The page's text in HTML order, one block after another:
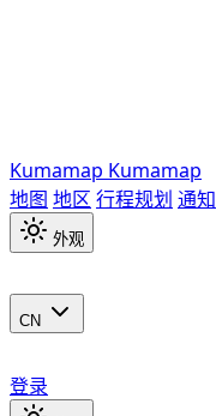
Kumamap Kumamap
地图 地区 行程规划 通知
外观
CN
登录